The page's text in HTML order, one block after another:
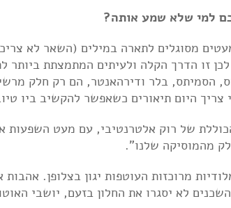
למי שלא שמע אותה?
מסוגלים לתארה במילים (השאר לא
הסמיתס, בלר ודירהאנטר, הם רק חלק
היום תיאורים כשאפשר להקשיב ביו
של רוק אלטרנטיבי, עם מעט השפעות
מהמוסיקה שלנו".
מרוכזות העוטפות יגון בצלופן.
לא יסגרו את החלון בזעם, יושבי